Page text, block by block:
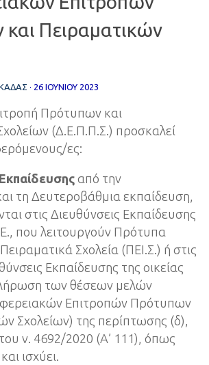
Πειραματικών
· 26 ΙΟΥΝΊΟΥ 2023
Πρότυπων και
(Δ.Ε.Π.Π.Σ.) προσκαλεί
ες:
από την
τη Δευτεροβάθμια εκπαίδευση,
στις Διευθύνσεις Εκπαίδευσης
που λειτουργούν Πρότυπα
Σχολεία (ΠΕΙ.Σ.) ή στις
Εκπαίδευσης της οικείας
των θέσεων μελών
Επιτροπών Πρότυπων
Σχολείων) της περίπτωσης (δ),
ν. 4692/2020 (Α’ 111), όπως
ισχύει.